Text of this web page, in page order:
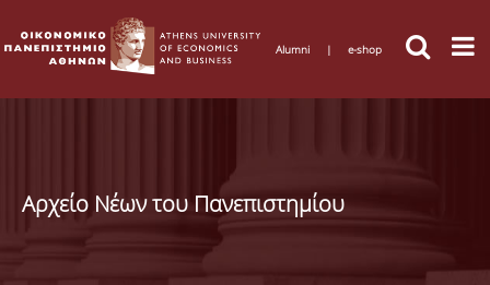
Alumni | e-shop
Αρχείο Νέων του Πανεπιστημίου